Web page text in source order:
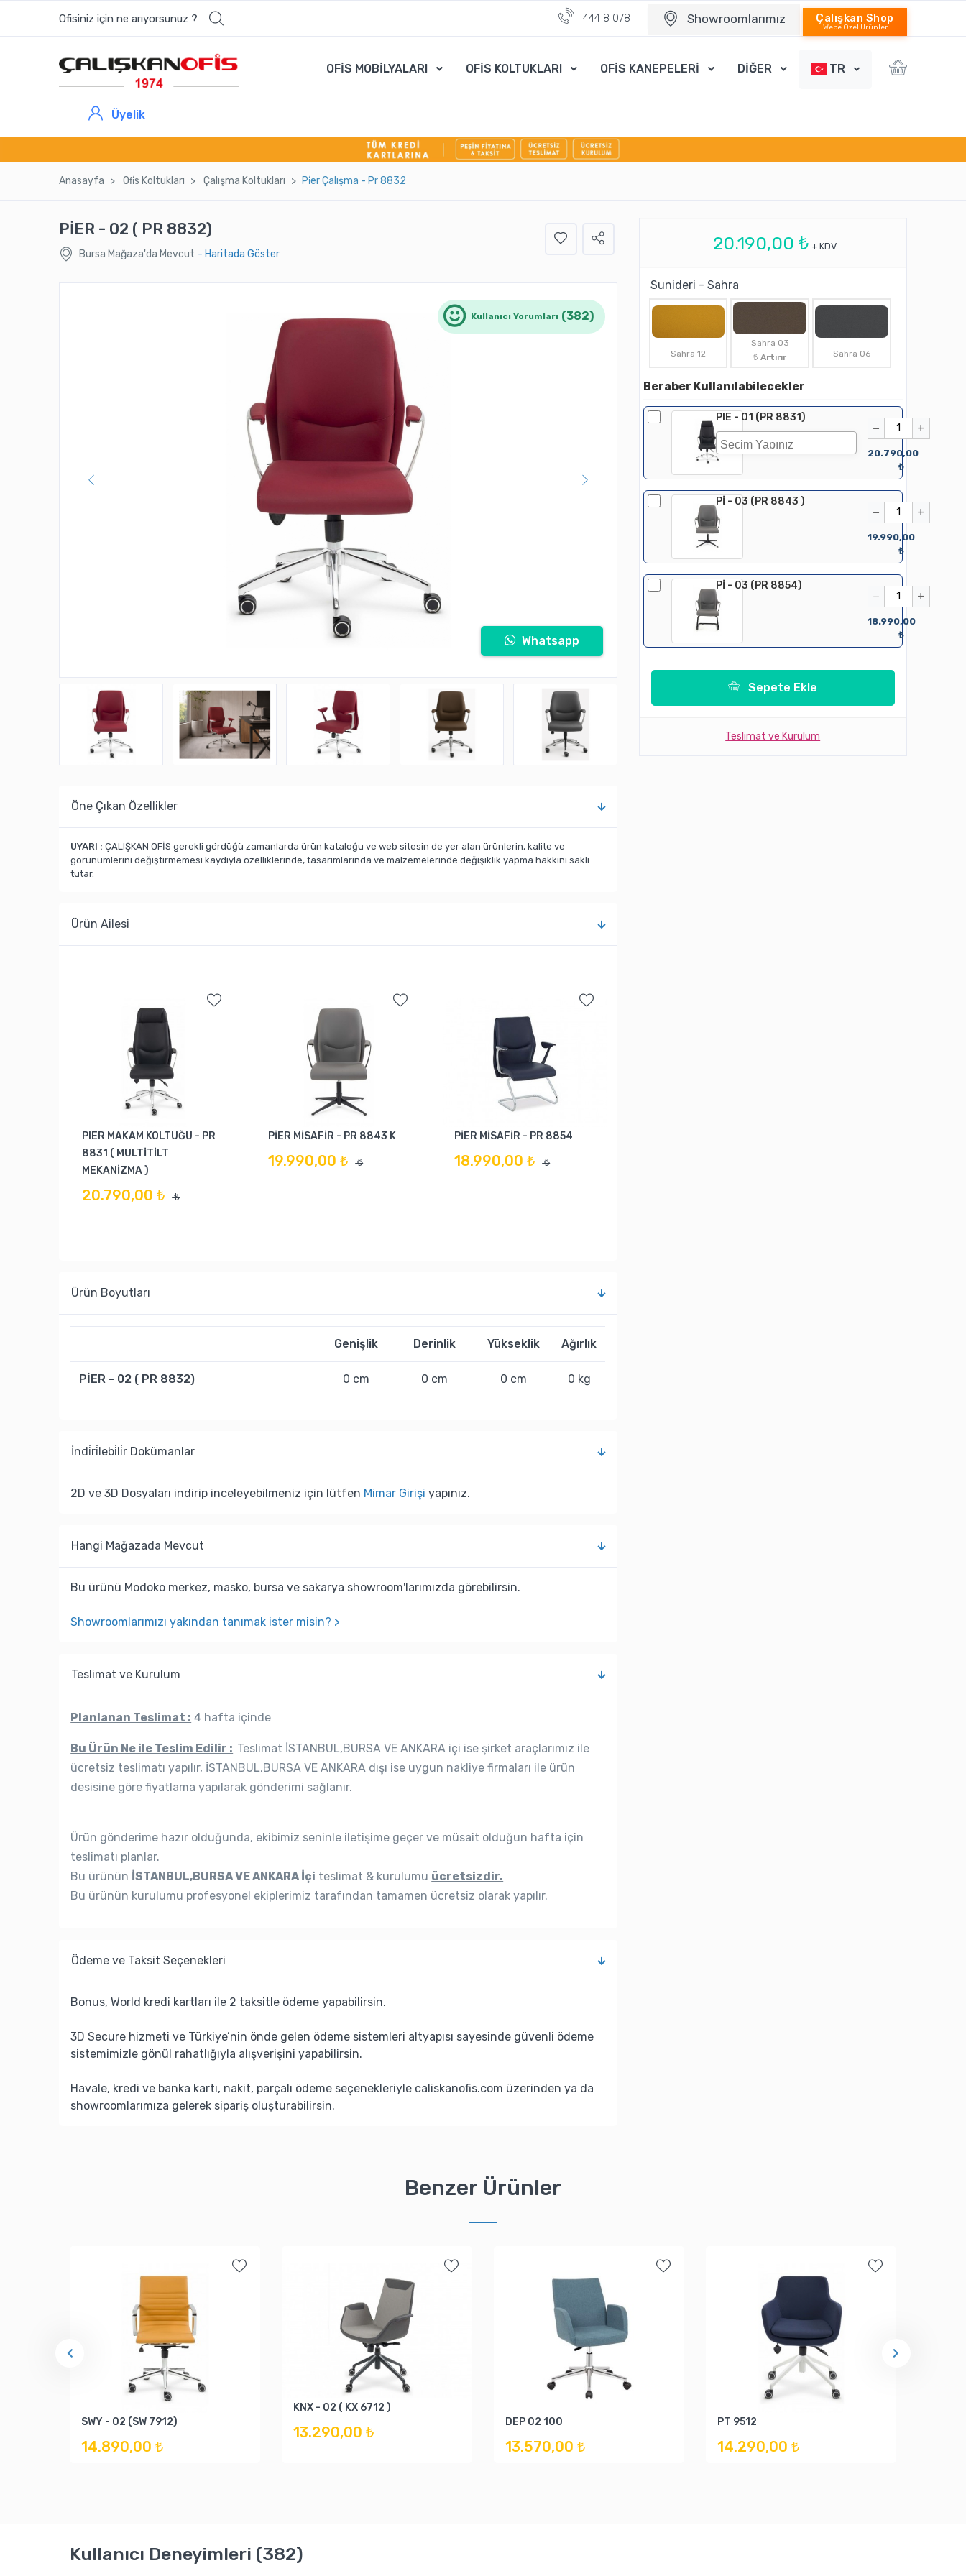
Ofisiniz için ne arıyorsunuz ? 444 8 078 Showroomlarımız Çalışkan Shop
Webe Özel Ürünler
OFİS MOBİLYALARI OFİS KOLTUKLARI OFİS KANEPELERİ DİĞER TR
Üyelik
Anasayfa Ofi̇s Koltukları Çalışma Koltukları Pi̇er Çalışma - Pr 8832
PİER - 02 ( PR 8832)
Bursa Mağaza'da Mevcut - Haritada Göster
Kullanıcı Yorumları (382)
Whatsapp
Öne Çıkan Özellikler
UYARI : ÇALIŞKAN OFİS gerekli gördüğü zamanlarda ürün kataloğu ve web sitesin de yer alan ürünlerin, kalite ve
görünümlerini değiştirmemesi kaydıyla özelliklerinde, tasarımlarında ve malzemelerinde değişiklik yapma hakkını saklı
tutar.
Ürün Ailesi
PIER MAKAM KOLTUĞU - PR
8831 ( MULTİTİLT
MEKANİZMA )
20.790,00 ₺ ₺
PİER MİSAFİR - PR 8843 K
19.990,00 ₺ ₺
PİER MİSAFİR - PR 8854
18.990,00 ₺ ₺
Ürün Boyutları
Genişlik Derinlik Yükseklik Ağırlık
PİER - 02 ( PR 8832) 0 cm 0 cm 0 cm 0 kg
İndi̇ri̇lebi̇li̇r Dokümanlar
2D ve 3D Dosyaları indirip inceleyebilmeniz için lütfen Mimar Girişi yapınız.
Hangi Mağazada Mevcut
Bu ürünü Modoko merkez, masko, bursa ve sakarya showroom'larımızda görebilirsin.
Showroomlarımızı yakından tanımak ister misin? >
Teslimat ve Kurulum
Planlanan Teslimat : 4 hafta içinde
Bu Ürün Ne ile Teslim Edilir : Teslimat İSTANBUL,BURSA VE ANKARA içi ise şirket araçlarımız ile
ücretsiz teslimatı yapılır, İSTANBUL,BURSA VE ANKARA dışı ise uygun nakliye firmaları ile ürün
desisine göre fiyatlama yapılarak gönderimi sağlanır.
Ürün gönderime hazır olduğunda, ekibimiz seninle iletişime geçer ve müsait olduğun hafta için
teslimatı planlar.
Bu ürünün İSTANBUL,BURSA VE ANKARA İçi teslimat & kurulumu ücretsizdir.
Bu ürünün kurulumu profesyonel ekiplerimiz tarafından tamamen ücretsiz olarak yapılır.
Ödeme ve Taksit Seçenekleri
Bonus, World kredi kartları ile 2 taksitle ödeme yapabilirsin.
3D Secure hizmeti ve Türkiye’nin önde gelen ödeme sistemleri altyapısı sayesinde güvenli ödeme
sistemimizle gönül rahatlığıyla alışverişini yapabilirsin.
Havale, kredi ve banka kartı, nakit, parçalı ödeme seçenekleriyle caliskanofis.com üzerinden ya da
showroomlarımıza gelerek sipariş oluşturabilirsin.
20.190,00 ₺ + KDV
Sunideri - Sahra
Sahra 12
Sahra 03
₺ Artırır
Sahra 06
Beraber Kullanılabilecekler
PIE - 01 (PR 8831)
− +
20.790,00
₺
Pİ - 03 (PR 8843 )
− +
19.990,00
₺
Pİ - 03 (PR 8854)
− +
18.990,00
₺
Sepete Ekle
Teslimat ve Kurulum
Benzer Ürünler
SWY - 02 (SW 7912)
14.890,00 ₺
KNX - 02 ( KX 6712 )
13.290,00 ₺
DEP 02 100
13.570,00 ₺
PT 9512
14.290,00 ₺
Kullanıcı Deneyimleri (382)